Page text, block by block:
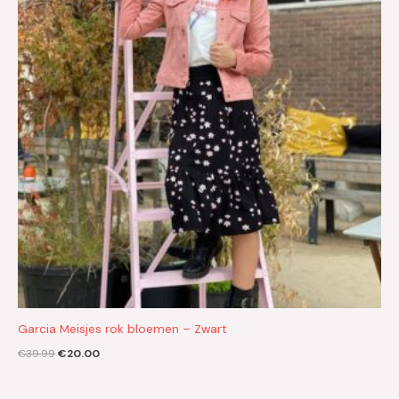
Garcia Meisjes rok bloemen – Zwart
€39.99€20.00